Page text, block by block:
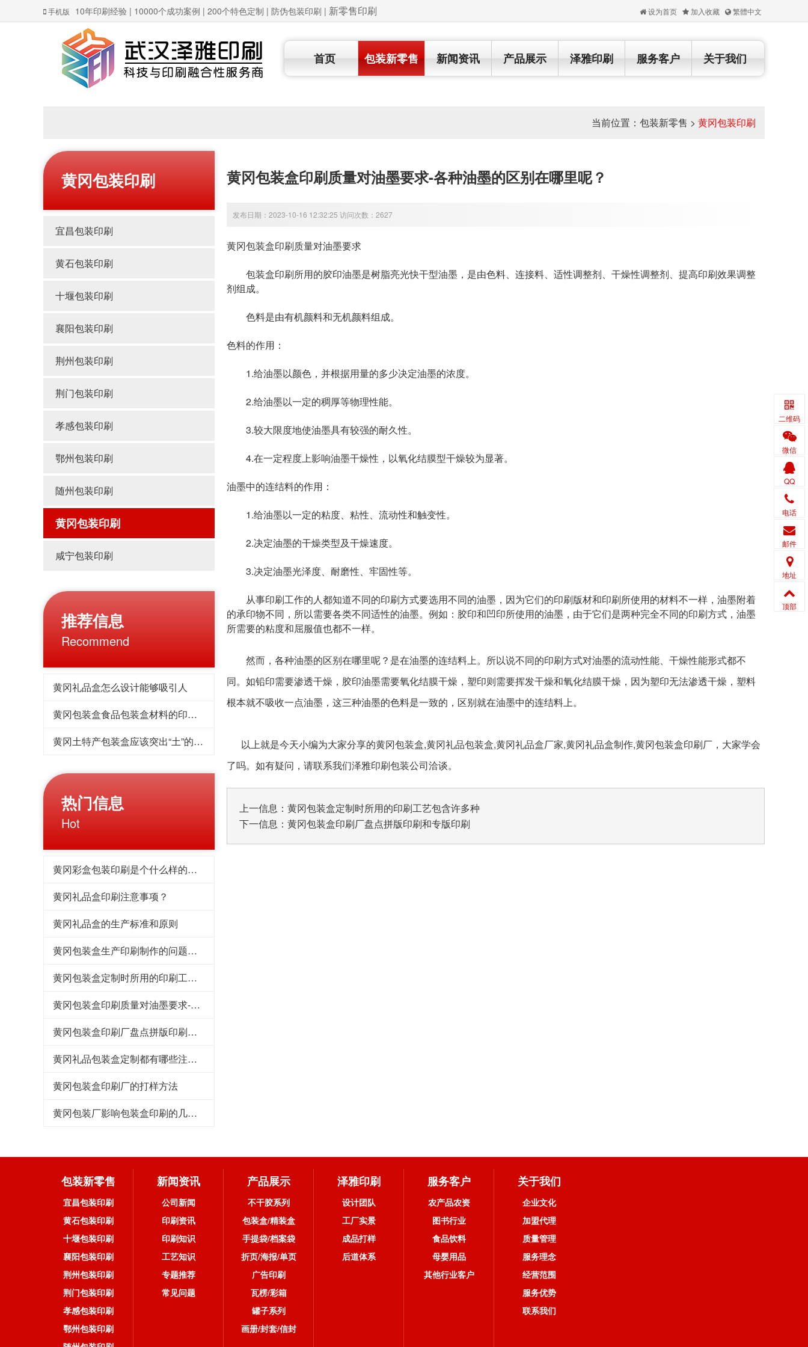
手机版 10年印刷经验 | 10000个成功案例 | 200个特色定制 | 防伪包装印刷 | 新零售印刷 设为首页 加入收藏 繁體中文
关于我们
服务客户
泽雅印刷
产品展示
新闻资讯
包装新零售
首页
当前位置： 包装新零售 > 黄冈包装印刷
黄冈包装印刷
宜昌包装印刷
黄石包装印刷
十堰包装印刷
襄阳包装印刷
荆州包装印刷
荆门包装印刷
孝感包装印刷
鄂州包装印刷
随州包装印刷
黄冈包装印刷
咸宁包装印刷
推荐信息
Recommend
黄冈礼品盒怎么设计能够吸引人
黄冈包装盒食品包装盒材料的印刷方式
黄冈土特产包装盒应该突出“土”的特点
热门信息
Hot
黄冈彩盒包装印刷是个什么样的过程
黄冈礼品盒印刷注意事项？
黄冈礼品盒的生产标准和原则
黄冈包装盒生产印刷制作的问题解答
黄冈包装盒定制时所用的印刷工艺包含许多种
黄冈包装盒印刷质量对油墨要求-各种油墨的区别在哪里呢？
黄冈包装盒印刷厂盘点拼版印刷和专版印刷
黄冈礼品包装盒定制都有哪些注意事项？
黄冈包装盒印刷厂的打样方法
黄冈包装厂影响包装盒印刷的几个因素
黄冈包装盒印刷质量对油墨要求-各种油墨的区别在哪里呢？
发布日期：2023-10-16 12:32:25 访问次数：2627
黄冈包装盒印刷质量对油墨要求
包装盒印刷所用的胶印油墨是树脂亮光快干型油墨，是由色料、连接料、适性调整剂、干燥性调整剂、提高印刷效果调整
剂组成。
色料是由有机颜料和无机颜料组成。
色料的作用：
1.给油墨以颜色，并根据用量的多少决定油墨的浓度。
2.给油墨以一定的稠厚等物理性能。
3.较大限度地使油墨具有较强的耐久性。
4.在一定程度上影响油墨干燥性，以氧化结膜型干燥较为显著。
油墨中的连结料的作用：
1.给油墨以一定的粘度、粘性、流动性和触变性。
2.决定油墨的干燥类型及干燥速度。
3.决定油墨光泽度、耐磨性、牢固性等。
从事印刷工作的人都知道不同的印刷方式要选用不同的油墨，因为它们的印刷版材和印刷所使用的材料不一样，油墨附着
的承印物不同，所以需要各类不同适性的油墨。例如：胶印和凹印所使用的油墨，由于它们是两种完全不同的印刷方式，油墨
所需要的粘度和屈服值也都不一样。
然而，各种油墨的区别在哪里呢？是在油墨的连结料上。所以说不同的印刷方式对油墨的流动性能、干燥性能形式都不
同。如铅印需要渗透干燥，胶印油墨需要氧化结膜干燥，塑印则需要挥发干燥和氧化结膜干燥，因为塑印无法渗透干燥，塑料
根本就不吸收一点油墨，这三种油墨的色料是一致的，区别就在油墨中的连结料上。
以上就是今天小编为大家分享的黄冈包装盒,黄冈礼品包装盒,黄冈礼品盒厂家,黄冈礼品盒制作,黄冈包装盒印刷厂，大家学会
了吗。如有疑问，请联系我们泽雅印刷包装公司洽谈。
上一信息： 黄冈包装盒定制时所用的印刷工艺包含许多种
下一信息： 黄冈包装盒印刷厂盘点拼版印刷和专版印刷
包装新零售
宜昌包装印刷
黄石包装印刷
十堰包装印刷
襄阳包装印刷
荆州包装印刷
荆门包装印刷
孝感包装印刷
鄂州包装印刷
新闻资讯
公司新闻
印刷资讯
印刷知识
工艺知识
专题推荐
常见问题
产品展示
不干胶系列
包装盒/精装盒
手提袋/档案袋
折页/海报/单页
广告印刷
瓦楞/彩箱
罐子系列
画册/封套/信封
泽雅印刷
设计团队
工厂实景
成品打样
后道体系
服务客户
农产品农资
图书行业
食品饮料
母婴用品
其他行业客户
关于我们
企业文化
加盟代理
质量管理
服务理念
经营范围
服务优势
联系我们
二维码
微信
QQ
电话
邮件
地址
顶部